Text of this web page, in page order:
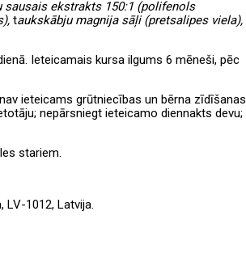
sausais ekstrakts 150:1 (polifenols
taukskābju magnija sāļi (pretsalipes viela),
Ieteicamais kursa ilgums 6 mēneši, pēc
ieteicams grūtniecības un bērna zīdīšanas
nepārsniegt ieteicamo diennakts devu;
stariem.
LV-1012, Latvija.